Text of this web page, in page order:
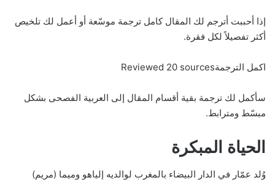
إذا أحببت أترجم لك المقال كامل ترجمة موسّعة أو أعمل لك تلخيص
أكثر تفصيلاً لكل فقرة.
اكمل الترجمةReviewed 20 sources
سأكمل لك ترجمة بقية أقسام المقال إلى العربية الفصحى بشكل
مبسّط ومترابط.
الحياة المبكرة
وُلد عمّار في الدار البيضاء بالمغرب لوالديه إلياهو وميما (مريم)